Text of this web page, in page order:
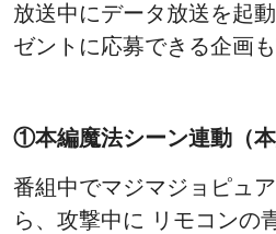
放送中にデータ放送を起
ゼントに応募できる企画も
①本編魔法シーン連動（本
番組中でマジマジョピュ
ら、攻撃中に リモコンの